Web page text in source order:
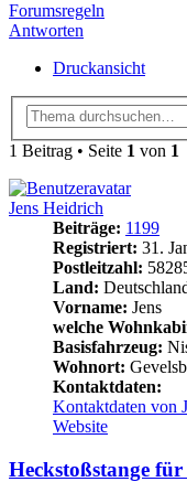
Forumsregeln
Antworten
Druckansicht
1 Beitrag • Seite 1 von 1
Jens Heidrich
Beiträge: 1199
Registriert: 31.
Postleitzahl:
Land:
Vorname: Jens
welche
Basisfahrzeug:
Wohnort:
Kontaktdaten:
Kontaktdaten von
Website
Heckstoßstange